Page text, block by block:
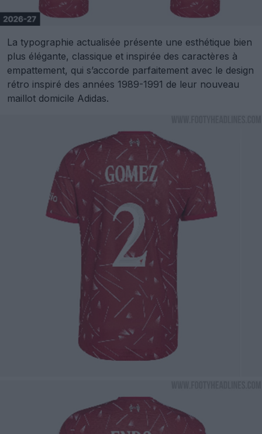
La typographie actualisée présente une esthétique bien
plus élégante, classique et inspirée des caractères à
empattement, qui s’accorde parfaitement avec le design
rétro inspiré des années 1989-1991 de leur nouveau
maillot domicile Adidas.